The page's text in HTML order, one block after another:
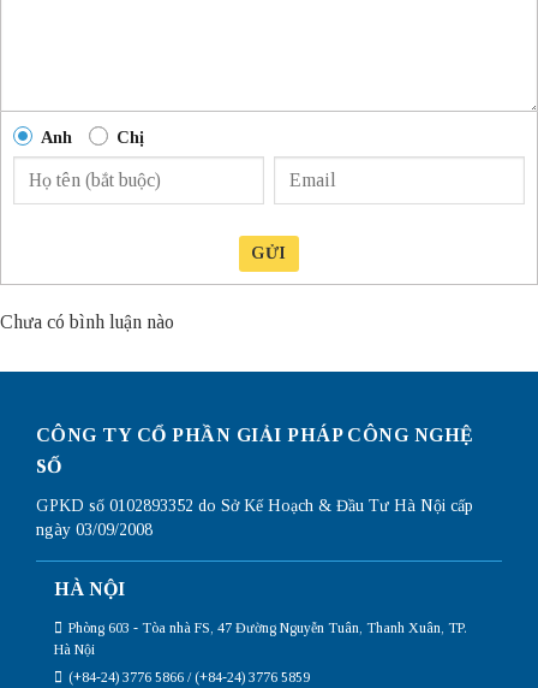
Anh Chị
GỬI
Chưa có bình luận nào
CÔNG TY CỔ PHẦN GIẢI PHÁP CÔNG NGHỆ
SỐ
GPKD số 0102893352 do Sở Kế Hoạch & Đầu Tư Hà Nội cấp
ngày 03/09/2008
HÀ NỘI
Phòng 603 - Tòa nhà FS, 47 Đường Nguyễn Tuân, Thanh Xuân, TP.
Hà Nội
(+84-24) 3776 5866 / (+84-24) 3776 5859